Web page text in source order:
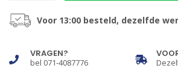
Voor 13:00 besteld, dezelfde
VRAGEN?
bel 071-4087776